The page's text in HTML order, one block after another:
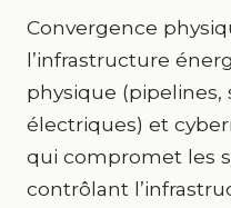
Convergence
l’infrastructure
physique (pipelines,
électriques) et
qui compromet les
contrôlant